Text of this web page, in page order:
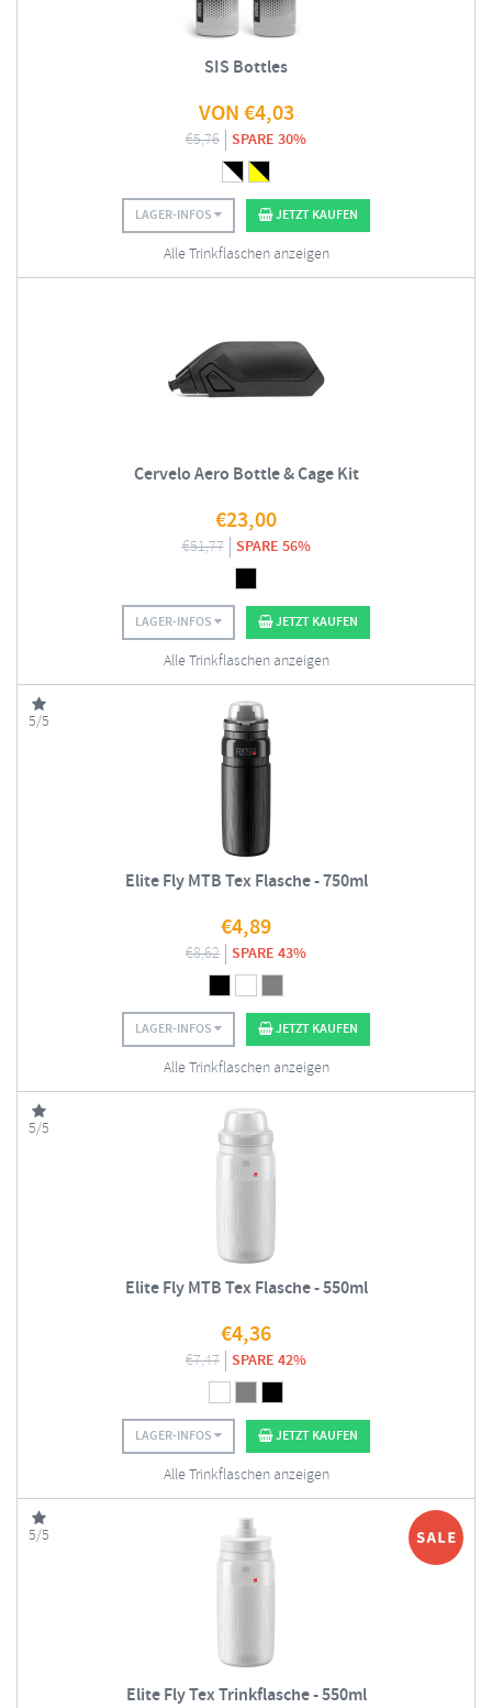
SIS Bottles
VON€4,03
€5,76 SPARE 30%
LAGER-INFOS JETZT KAUFEN
Alle Trinkflaschen anzeigen
Cervelo Aero Bottle & Cage Kit
€23,00
€51,77 SPARE 56%
LAGER-INFOS JETZT KAUFEN
Alle Trinkflaschen anzeigen
5/5
Elite Fly MTB Tex Flasche - 750ml
€4,89
€8,62 SPARE 43%
LAGER-INFOS JETZT KAUFEN
Alle Trinkflaschen anzeigen
5/5
Elite Fly MTB Tex Flasche - 550ml
€4,36
€7,47 SPARE 42%
LAGER-INFOS JETZT KAUFEN
Alle Trinkflaschen anzeigen
5/5
Elite Fly Tex Trinkflasche - 550ml